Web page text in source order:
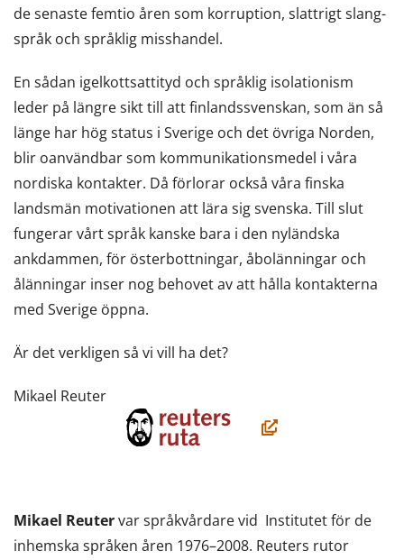
de senaste femtio åren som korruption, slattrigt slang-
språk och språklig misshandel.
En sådan igelkottsattityd och språklig isolationism
leder på längre sikt till att finlandssvenskan, som än så
länge har hög status i Sverige och det övriga Norden,
blir oanvändbar som kommunikationsmedel i våra
nordiska kontakter. Då förlorar också våra finska
landsmän motivationen att lära sig svenska. Till slut
fungerar vårt språk kanske bara i den nyländska
ankdammen, för österbottningar, åbolänningar och
ålänningar inser nog behovet av att hålla kontakterna
med Sverige öppna.
Är det verkligen så vi vill ha det?
Mikael Reuter
(öppnas
fönster,
du
Mikael Reutervar språkvårdare vid Institutet för de
inhemska språken åren 1976–2008. Reuters rutor